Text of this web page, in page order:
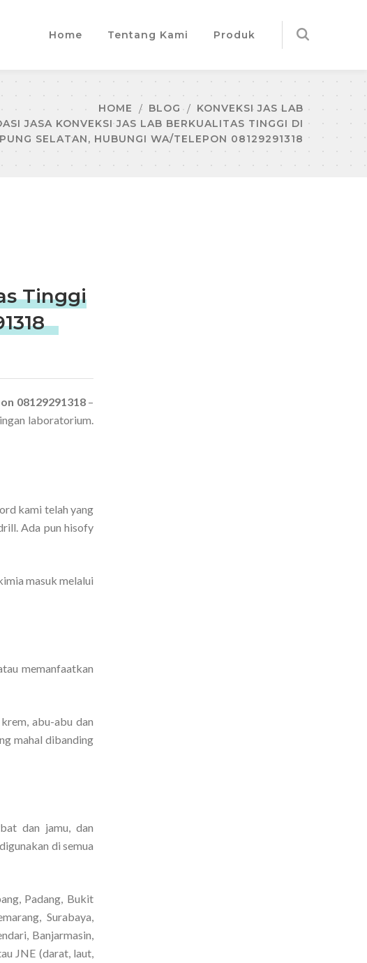
Home Tentang Kami Produk
HOME BLOG
KONVEKSI JAS LAB
JASA KONVEKSI JAS LAB BERKUALITAS TINGGI DI
SELATAN, HUBUNGI WA/TELEPON 08129291318
Tinggi
08129291318–
laboratorium.
kami telah yang
Ada pun hisofy
masuk melalui
memanfaatkan
abu-abu dan
mahal dibanding
dan jamu, dan
di semua
Padang, Bukit
Surabaya,
Banjarmasin,
JNE (darat, laut,